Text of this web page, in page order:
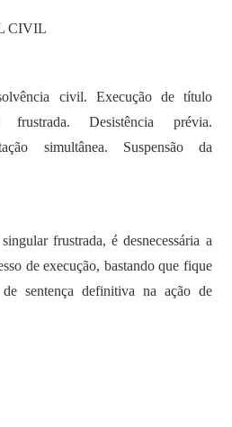
CIVIL
civil. Execução de título
frustrada. Desistência prévia.
simultânea. Suspensão da
frustrada, é desnecessária a
de execução, bastando que fique
sentença definitiva na ação de